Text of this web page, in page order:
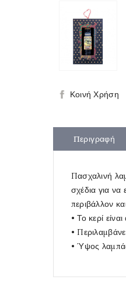
Κοινή Χρήση
Περιγραφή
Πασχαλινή
σχέδια για να
περιβάλλον
• Το κερί
•
• Ύψος